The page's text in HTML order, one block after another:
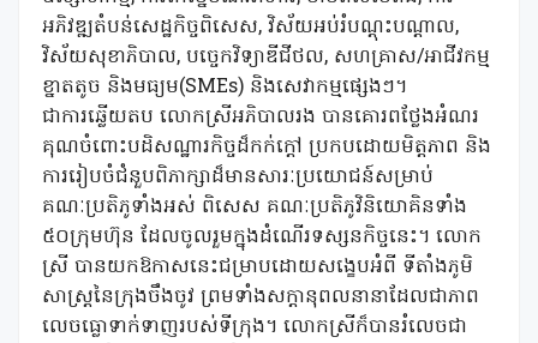
អភិវឌ្ឍតំបន់សេដ្ឋកិច្ចពិសេស, វិស័យអប់រំបណ្តុះបណ្តាល,
វិស័យសុខាភិបាល, បច្ចេកវិទ្យាឌីជីថល, សហគ្រាស/អាជីវកម្ម
ខ្នាតតូច និងមធ្យម(SMEs) និងសេវាកម្មផ្សេងៗ។
ជាការឆ្លើយតប លោកស្រីអភិបាលរង បានគោរពថ្លែងអំណរ
គុណចំពោះបដិសណ្ឋារកិច្ចដ៏កក់ក្តៅ ប្រកបដោយមិត្តភាព និង
ការរៀបចំជំនួបពិភាក្សាដ៏មានសារៈប្រយោជន៍សម្រាប់
គណៈប្រតិភូទាំងអស់ ពិសេស គណៈប្រតិភូវិនិយោគិនទាំង
៥០ក្រុមហ៊ុន ដែលចូលរួមក្នុងដំណើរទស្សនកិច្ចនេះ។ លោក
ស្រី បានយកឱកាសនេះជម្រាបដោយសង្ខេបអំពី ទីតាំងភូមិ
សាស្រ្តនៃក្រុងចឹងចូវ ព្រមទាំងសក្តានុពលនានាដែលជាភាព
លេចធ្លោទាក់ទាញរបស់ទីក្រុង។ លោកស្រីក៏បានរំលេចជា